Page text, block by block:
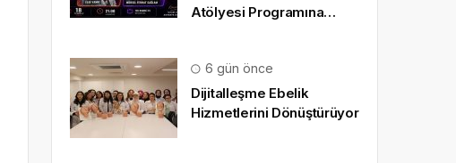
Atölyesi Programına
6 gün önce
Dijitalleşme Ebelik
Hizmetlerini Dönüştürüyor